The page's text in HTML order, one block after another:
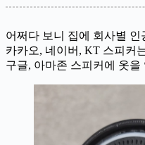
어쩌다 보니 집에 회사별
카카오, 네이버, KT 스피커
구글, 아마존 스피커에 옷을